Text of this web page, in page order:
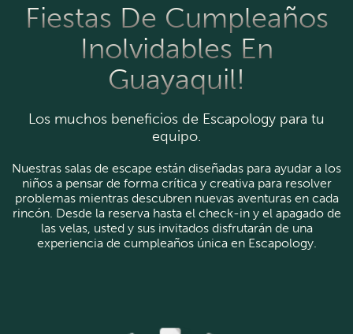
Fiestas De Cumpleaños
Inolvidables En
Guayaquil!
Los muchos beneficios de Escapology para tu
equipo.
Nuestras salas de escape están diseñadas para ayudar a los
niños a pensar de forma crítica y creativa para resolver
problemas mientras descubren nuevas aventuras en cada
rincón. Desde la reserva hasta el check-in y el apagado de
las velas, usted y sus invitados disfrutarán de una
experiencia de cumpleaños única en Escapology.